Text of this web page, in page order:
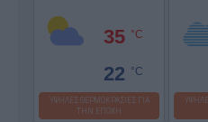
35 °C
22 °C
ΥΨΗΛΕΣ ΘΕΡΜΟΚΡΑΣΙΕΣ ΓΙΑ
ΤΗΝ ΕΠΟΧΗ